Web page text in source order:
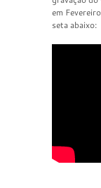
em
seta abaixo: